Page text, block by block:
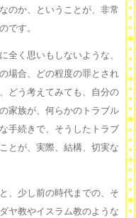
のか、ということが、非常
です。
く思いもしないような、
場合、どの程度の罪とされ
どう考えてみても、自分の
家族が、何らかのトラブル
手続きで、そうしたトラブ
とが、実際、結構、切実な
、少し前の時代までの、そ
ヤ教やイスラム教のような